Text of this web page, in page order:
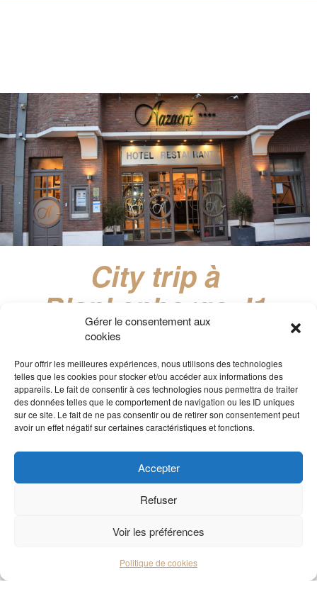
Gérer le consentement aux
cookies
Pour offrir les meilleures expériences, nous utilisons des technologies
telles que les cookies pour stocker et/ou accéder aux informations des
appareils. Le fait de consentir à ces technologies nous permettra de traiter
des données telles que le comportement de navigation ou les ID uniques
sur ce site. Le fait de ne pas consentir ou de retirer son consentement peut
avoir un effet négatif sur certaines caractéristiques et fonctions.
Accepter
Refuser
Voir les préférences
Politique de cookies
City trip à
Blankenberge J1
Frontières fermées = obligation de rester en Belgique mais
moi j’aime bien me faire un petit weekend pour mon
anniversaire. C’est comme ça que nous nous sommes
retrouvés à Blankenberge au mois de mars.
Read more →